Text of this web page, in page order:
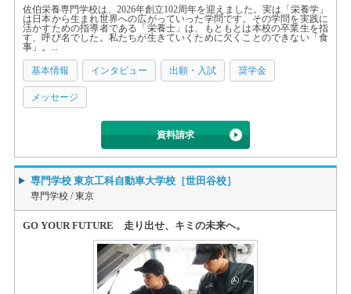
佐伯栄養専門学校は、2026年創立102周年を迎えました。実は「栄養学」
は日本から生まれ世界への広がっていった学問です。その学問を実践に
活かすための指導者である「栄養士」は、もともとは本校の卒業生を指
す、呼び名でした。私たちが生きていくために欠くことのできない「食
事」。...
基本情報 インタビュー 出願・入試 奨学金
メッセージ
資料請求
専門学校 東京工科自動車大学校［世田谷校］
専門学校 /東京
GO YOUR FUTURE 走り出せ、キミの未来へ。